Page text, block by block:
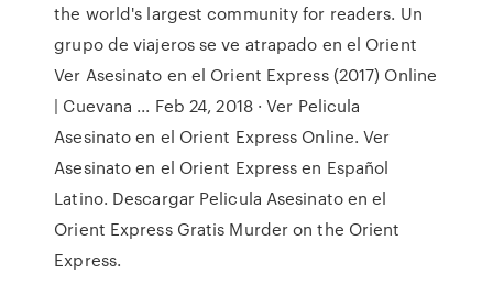
the world's largest community for readers. Un
grupo de viajeros se ve atrapado en el Orient
Ver Asesinato en el Orient Express (2017) Online
| Cuevana ... Feb 24, 2018 · Ver Pelicula
Asesinato en el Orient Express Online. Ver
Asesinato en el Orient Express en Español
Latino. Descargar Pelicula Asesinato en el
Orient Express Gratis Murder on the Orient
Express.